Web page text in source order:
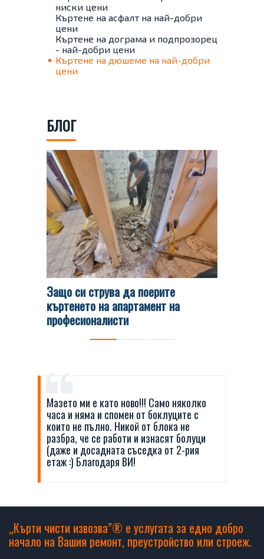
ниски цени
Къртене на асфалт на най-добри
цени
Къртене на дограма и подпрозорец
- най-добри цени
Къртене на дюшеме на най-добри
цени
БЛОГ
Защо си струва да поерите
къртенето на апартамент на
професионалисти
Мазето ми е като ново!!! Само няколко
часа и няма и спомен от боклуците с
които не пълно. Никой от блока не
разбра, че се работи и изнасят болуци
(даже и досадната съседка от 2-рия
етаж :) Благодаря ВИ!
„Кърти чисти извозва”® е услугата за едно добро
начало на Вашия ремонт, преустройство или строеж.